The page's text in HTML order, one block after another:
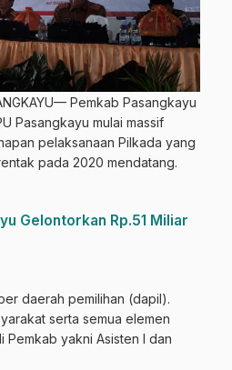
Pemkab Pasangkayu
Pasangkayu mulai massif
pelaksanaan Pilkada yang
pada 2020 mendatang.
Gelontorkan Rp.51 Miliar
daerah pemilihan (dapil).
serta semua elemen
Pemkab yakni Asisten I dan